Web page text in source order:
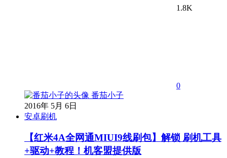
1.8K
0
番茄小子
2016年 5月 6日
安卓刷机
【红米4A全网通MIUI9线刷包】解锁 刷机工具
+驱动+教程！机客盟提供版